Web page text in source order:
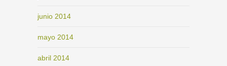
junio 2014
mayo 2014
abril 2014